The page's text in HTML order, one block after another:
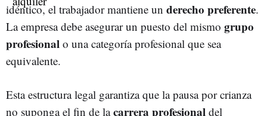
idéntico, el trabajador mantiene un derecho preferente.
La empresa debe asegurar un puesto del mismo grupo
profesional o una categoría profesional que sea
equivalente.
Esta estructura legal garantiza que la pausa por crianza
no suponga el fin de lacarrera profesional del